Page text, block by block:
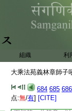
組織 利
大乘法苑義林章師子
684 685 686
点:無/有] [CITE]
問答。問意可知
答獨覺教無別部帙
爲九藏義 又機性
覺中品機根種姓。
九。是第二意答
通疑。有兩重問答
者。先造罪惡。委
自得心寂靜。云漸
者。律論倶應名對